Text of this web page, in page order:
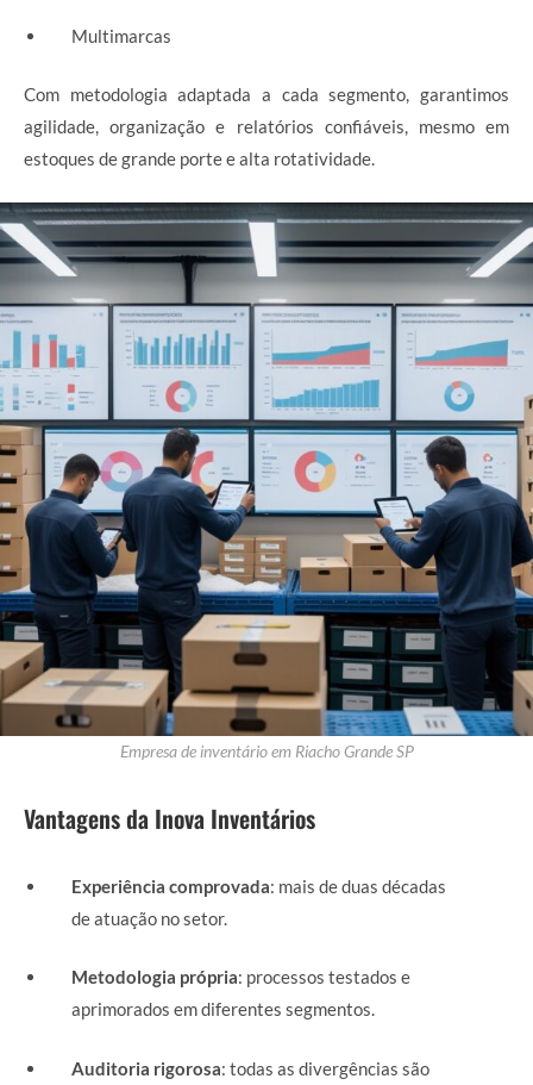
Multimarcas
Com metodologia adaptada a cada segmento, garantimos
agilidade, organização e relatórios confiáveis, mesmo em
estoques de grande porte e alta rotatividade.
Empresa de inventário em Riacho Grande SP
Vantagens da Inova Inventários
Experiência comprovada: mais de duas décadas
de atuação no setor.
Metodologia própria: processos testados e
aprimorados em diferentes segmentos.
Auditoria rigorosa: todas as divergências são